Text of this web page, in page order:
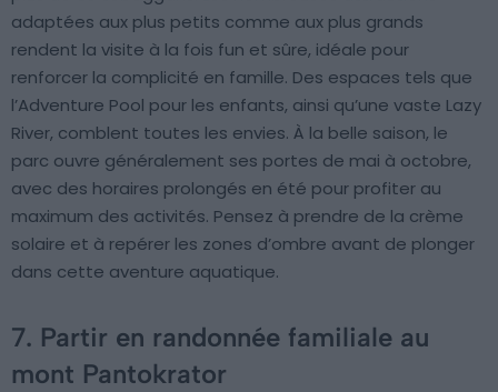
adaptées aux plus petits comme aux plus grands
rendent la visite à la fois fun et sûre, idéale pour
renforcer la complicité en famille. Des espaces tels que
l’Adventure Pool pour les enfants, ainsi qu’une vaste Lazy
River, comblent toutes les envies. À la belle saison, le
parc ouvre généralement ses portes de mai à octobre,
avec des horaires prolongés en été pour profiter au
maximum des activités. Pensez à prendre de la crème
solaire et à repérer les zones d’ombre avant de plonger
dans cette aventure aquatique.
7. Partir en randonnée familiale au
mont Pantokrator